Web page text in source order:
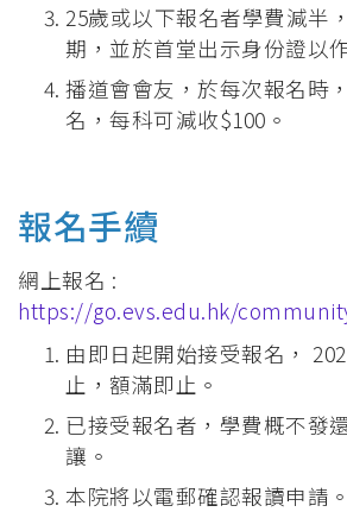
25歲或以下報名者學費減半
期，並於首堂出示身份證以
播道會會友，於每次報名時
名，每科可減收$100。
報名手續
網上報名 :
https://go.evs.edu.hk/
由即日起開始接受報名，
止，額滿即止。
已接受報名者，學費概不發
讓。
本院將以電郵確認報讀申請。